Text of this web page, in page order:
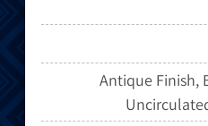
Antique Finish,